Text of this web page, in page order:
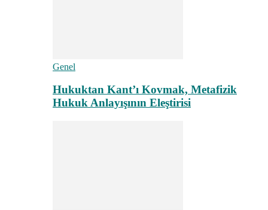
Genel
Hukuktan Kant’ı Kovmak, Metafizik
Hukuk Anlayışının Eleştirisi